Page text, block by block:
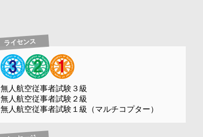
ライセンス
無人航空従事者試験３級
無人航空従事者試験２級
無人航空従事者試験１級（マルチコプター）